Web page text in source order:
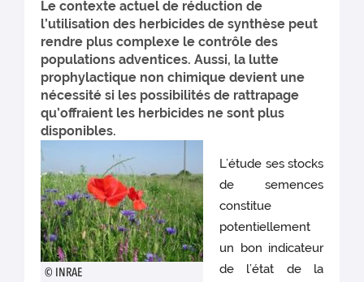
Le contexte actuel de réduction de
l’utilisation des herbicides de synthèse peut
rendre plus complexe le contrôle des
populations adventices. Aussi, la lutte
prophylactique non chimique devient une
nécessité si les possibilités de rattrapage
qu’offraient les herbicides ne sont plus
disponibles.
© INRAE
L’étude ses stocks
de semences
constitue
potentiellement
un bon indicateur
de l’état de la